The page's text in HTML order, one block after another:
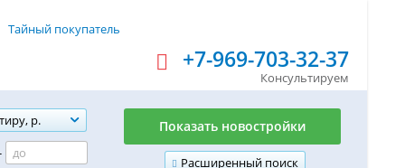
Тайный покупатель
+7-969-703-32-37
Консультируем
р.
Расширенный поиск
Показать новостройки